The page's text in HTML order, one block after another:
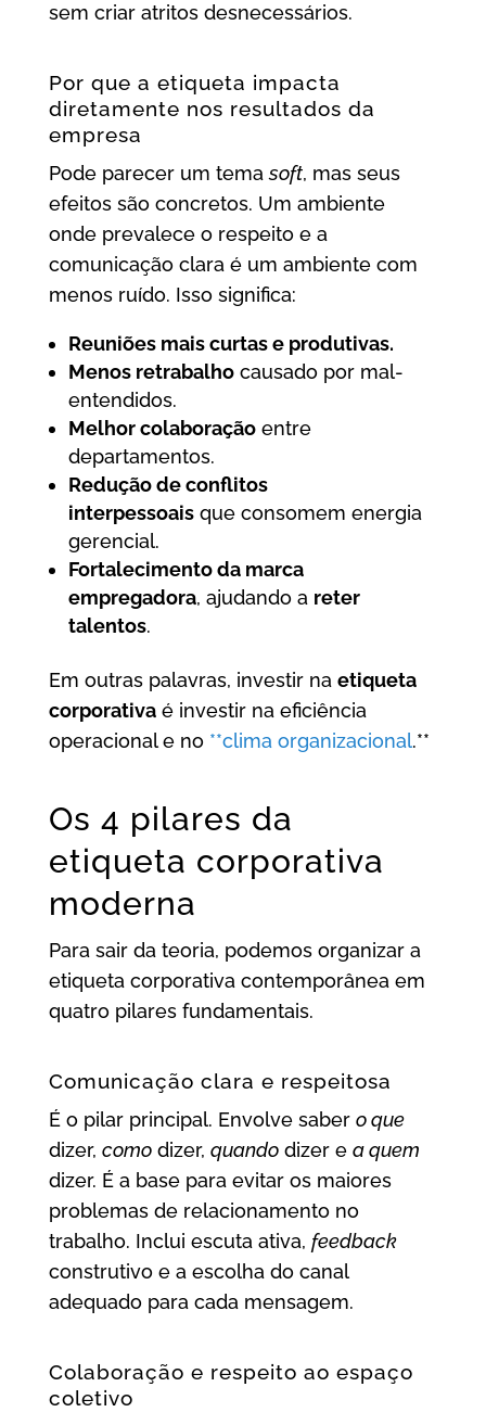
sem criar atritos desnecessários.
Por que a etiqueta impacta
diretamente nos resultados da
empresa
Pode parecer um temasoft, mas seus
efeitos são concretos. Um ambiente
onde prevalece o respeito e a
comunicação clara é um ambiente com
menos ruído. Isso significa:
Reuniões mais curtas e produtivas.
Menos retrabalhocausado por mal-
entendidos.
Melhor colaboraçãoentre
departamentos.
Redução de conflitos
interpessoaisque consomem energia
gerencial.
Fortalecimento da marca
empregadora, ajudando a reter
talentos.
Em outras palavras, investir na etiqueta
corporativaé investir na eficiência
operacional e no **clima organizacional.**
Os 4 pilares da
etiqueta corporativa
moderna
Para sair da teoria, podemos organizar a
etiqueta corporativa contemporânea em
quatro pilares fundamentais.
Comunicação clara e respeitosa
É o pilar principal. Envolve saber o que
dizer, comodizer, quandodizer e a quem
dizer. É a base para evitar os maiores
problemas de relacionamento no
trabalho. Inclui escuta ativa, feedback
construtivo e a escolha do canal
adequado para cada mensagem.
Colaboração e respeito ao espaço
coletivo